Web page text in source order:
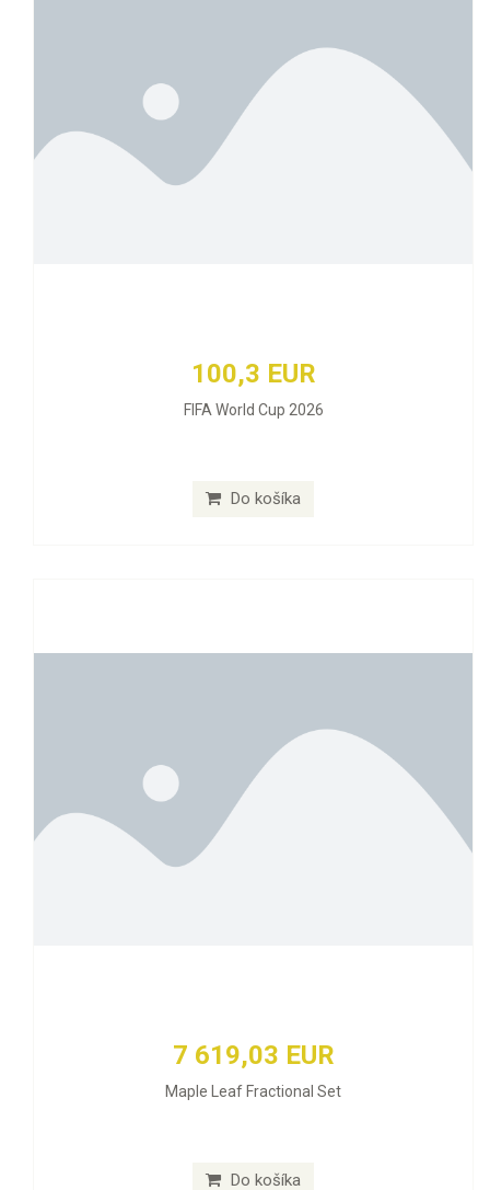
100,3 EUR
FIFA World Cup 2026
Do košíka
7 619,03 EUR
Maple Leaf Fractional Set
Do košíka